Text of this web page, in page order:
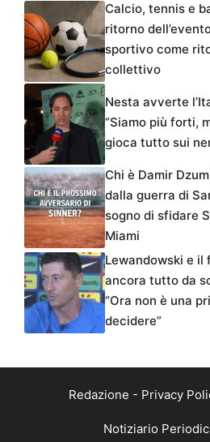
Calcio, tennis e
ritorno
sportivo come
collettivo
Nesta avverte
“Siamo più forti,
gioca tutto sui
Chi è Damir
dalla guerra di
sogno di sfidare
Miami
Lewandowski e il
ancora tutto da
“Ora non è una
decidere”
Redazione - Privacy
Notiziario